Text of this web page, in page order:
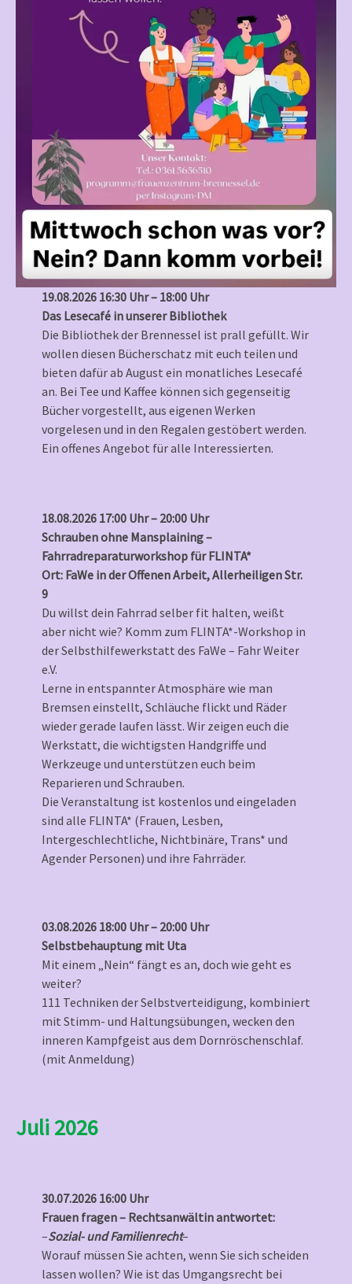
19.08.2026 16:30 Uhr – 18:00 Uhr
Das Lesecafé in unserer Bibliothek
Die Bibliothek der Brennessel ist prall gefüllt. Wir
wollen diesen Bücherschatz mit euch teilen und
bieten dafür ab August ein monatliches Lesecafé
an. Bei Tee und Kaffee können sich gegenseitig
Bücher vorgestellt, aus eigenen Werken
vorgelesen und in den Regalen gestöbert werden.
Ein offenes Angebot für alle Interessierten.
18.08.2026 17:00 Uhr – 20:00 Uhr
Schrauben ohne Mansplaining –
Fahrradreparaturworkshop für FLINTA*
Ort: FaWe in der Offenen Arbeit, Allerheiligen Str.
9
Du willst dein Fahrrad selber fit halten, weißt
aber nicht wie? Komm zum FLINTA*-Workshop in
der Selbsthilfewerkstatt des FaWe – Fahr Weiter
e.V.
Lerne in entspannter Atmosphäre wie man
Bremsen einstellt, Schläuche flickt und Räder
wieder gerade laufen lässt. Wir zeigen euch die
Werkstatt, die wichtigsten Handgriffe und
Werkzeuge und unterstützen euch beim
Reparieren und Schrauben.
Die Veranstaltung ist kostenlos und eingeladen
sind alle FLINTA* (Frauen, Lesben,
Intergeschlechtliche, Nichtbinäre, Trans* und
Agender Personen) und ihre Fahrräder.
03.08.2026 18:00 Uhr – 20:00 Uhr
Selbstbehauptung mit Uta
Mit einem „Nein“ fängt es an, doch wie geht es
weiter?
111 Techniken der Selbstverteidigung, kombiniert
mit Stimm- und Haltungsübungen, wecken den
inneren Kampfgeist aus dem Dornröschenschlaf.
(mit Anmeldung)
Juli 2026
30.07.2026 16:00 Uhr
Frauen fragen – Rechtsanwältin antwortet:
–Sozial- und Familienrecht–
Worauf müssen Sie achten, wenn Sie sich scheiden
lassen wollen? Wie ist das Umgangsrecht bei